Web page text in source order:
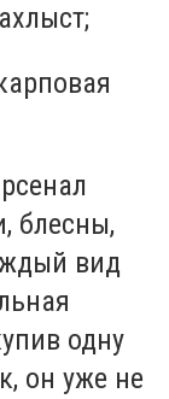
блесны,
вид
одну
он уже не